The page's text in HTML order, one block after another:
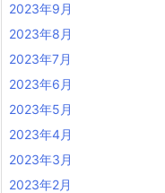
2023年9月
2023年8月
2023年7月
2023年6月
2023年5月
2023年4月
2023年3月
2023年2月